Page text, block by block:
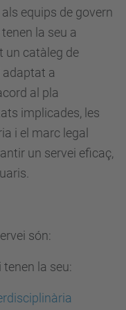
equips de govern
la seu a
un catàleg de
adaptat a
al pla
implicades, les
i el marc legal
un servei eficaç,
són:
la seu: